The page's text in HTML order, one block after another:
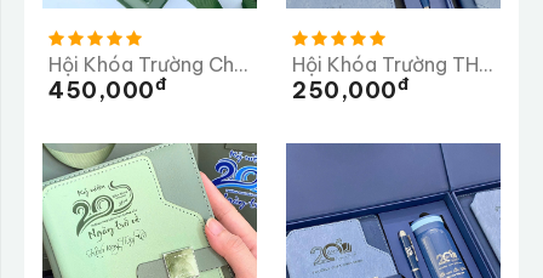
Hội Khóa Trường Chu Văn An 20 Năm Ngày Trở Về
450,000Đ
Hội Khóa Trường THCS Tần Quang Khải 20 Năm Trở Về Trường
250,000Đ